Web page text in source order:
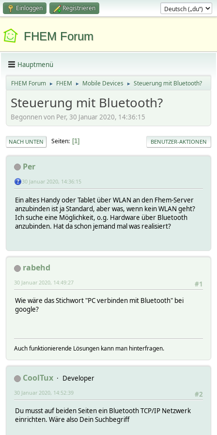
Einloggen Registrieren
FHEM Forum
Hauptmenü
FHEM Forum ► FHEM ► Mobile Devices ► Steuerung mit Bluetooth?
Steuerung mit Bluetooth?
Begonnen von Per, 30 Januar 2020, 14:36:15
NACH UNTEN Seiten 1 BENUTZER-AKTIONEN
Per
30 Januar 2020, 14:36:15
Ein altes Handy oder Tablet über WLAN an den Fhem-Server
anzubinden ist ja Standard, aber was, wenn kein WLAN geht?
Ich suche eine Möglichkeit, o.g. Hardware über Bluetooth
anzubinden. Hat da schon jemand mal was realisiert?
rabehd
#1
30 Januar 2020, 14:49:27
Wie wäre das Stichwort "PC verbinden mit Bluetooth" bei
google?
Auch funktionierende Lösungen kann man hinterfragen.
CoolTux
Developer
#2
30 Januar 2020, 14:52:39
Du musst auf beiden Seiten ein Bluetooth TCP/IP Netzwerk
einrichten. Wäre also Dein Suchbegriff